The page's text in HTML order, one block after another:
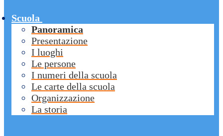
Scuola
Panoramica
Presentazione
I luoghi
Le persone
I numeri della scuola
Le carte della scuola
Organizzazione
La storia